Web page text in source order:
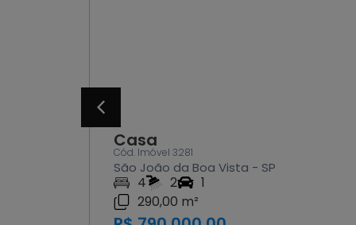
Águas da Prata - SP
R$ 1.800.000,00